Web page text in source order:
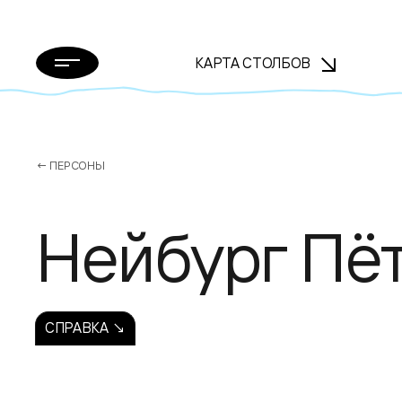
КАРТА СТОЛБОВ
← ПЕРСОНЫ
Нейбург
СПРАВКА ↘